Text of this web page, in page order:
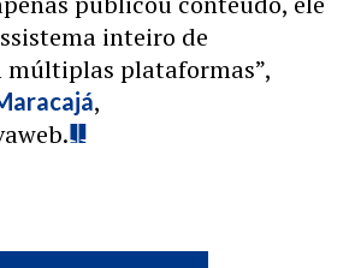
inteiro de
múltiplas plataformas”,
,